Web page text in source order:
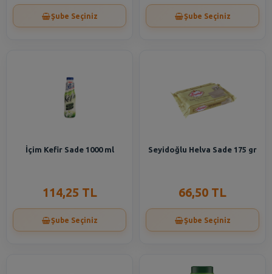
Şube Seçiniz Şube Seçiniz
İçim Kefir Sade 1000 ml
114,25 TL
Şube Seçiniz
Seyidoğlu Helva Sade 175 gr
66,50 TL
Şube Seçiniz